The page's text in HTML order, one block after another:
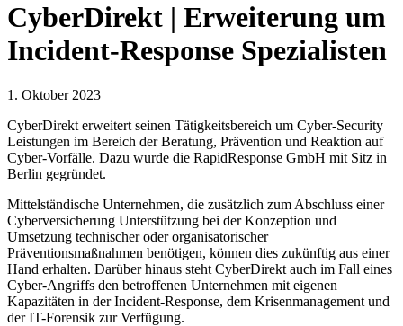
CyberDirekt | Erweiterung um
Incident-Response Spezialisten
1. Oktober 2023
CyberDirekt erweitert seinen Tätigkeitsbereich um Cyber-Security
Leistungen im Bereich der Beratung, Prävention und Reaktion auf
Cyber-Vorfälle. Dazu wurde die RapidResponse GmbH mit Sitz in
Berlin gegründet.
Mittelständische Unternehmen, die zusätzlich zum Abschluss einer
Cyberversicherung Unterstützung bei der Konzeption und
Umsetzung technischer oder organisatorischer
Präventionsmaßnahmen benötigen, können dies zukünftig aus einer
Hand erhalten. Darüber hinaus steht CyberDirekt auch im Fall eines
Cyber-Angriffs den betroffenen Unternehmen mit eigenen
Kapazitäten in der Incident-Response, dem Krisenmanagement und
der IT-Forensik zur Verfügung.